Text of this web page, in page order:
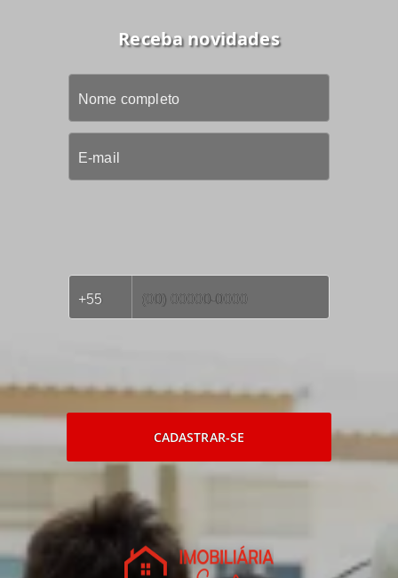
Receba novidades
CADASTRAR-SE